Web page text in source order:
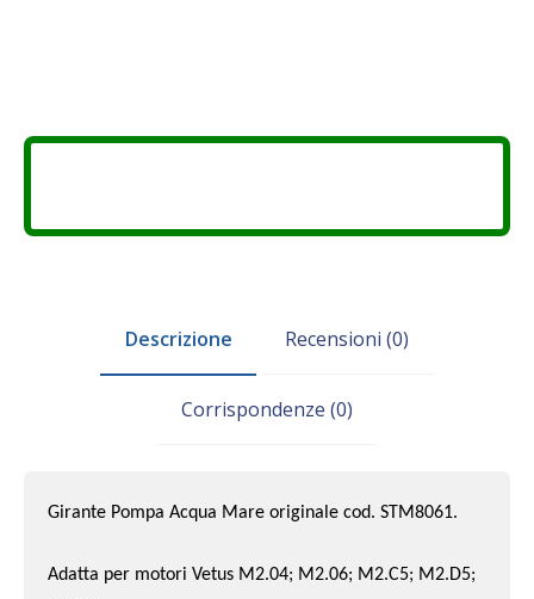
Descrizione Recensioni (0)
Corrispondenze (0)
Girante Pompa Acqua Mare originale cod. STM8061.
Adatta per motori Vetus M2.04; M2.06; M2.C5; M2.D5;